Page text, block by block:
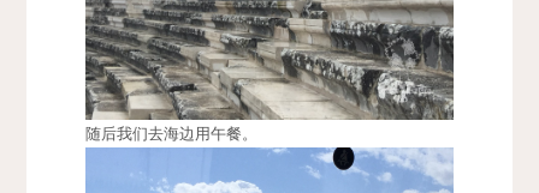
随后我们去海边用午餐。